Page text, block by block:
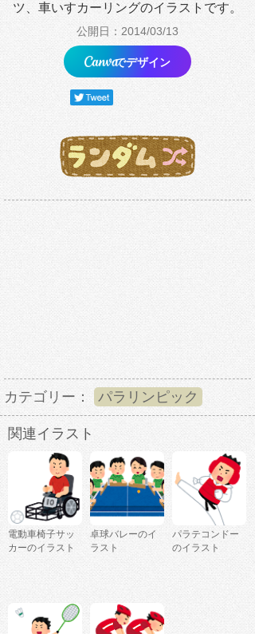
ツ、車いすカーリングのイラストです。
公開日：2014/03/13
でデザイン
カテゴリー： パラリンピック
関連イラスト
電動車椅子サッ
カーのイラスト
卓球バレーのイ
ラスト
パラテコンドー
のイラスト